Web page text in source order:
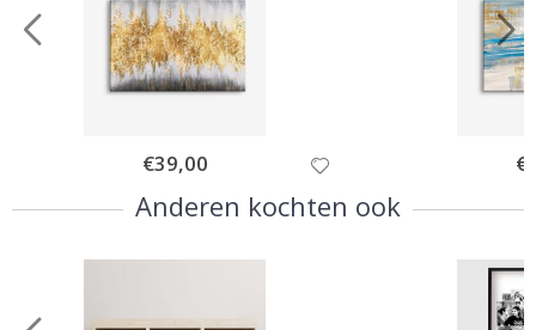
Special
Price
€39,00
Anderen kochten ook